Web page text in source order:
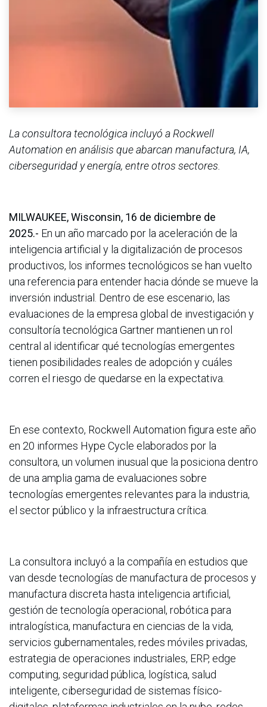
La consultora tecnológica incluyó a Rockwell
Automation en análisis que abarcan manufactura, IA,
ciberseguridad y energía, entre otros sectores.
MILWAUKEE, Wisconsin, 16 de diciembre de
2025.- En un año marcado por la aceleración de la
inteligencia artificial y la digitalización de procesos
productivos, los informes tecnológicos se han vuelto
una referencia para entender hacia dónde se mueve la
inversión industrial. Dentro de ese escenario, las
evaluaciones de la empresa global de investigación y
consultoría tecnológica Gartner mantienen un rol
central al identificar qué tecnologías emergentes
tienen posibilidades reales de adopción y cuáles
corren el riesgo de quedarse en la expectativa.
En ese contexto, Rockwell Automation figura este año
en 20 informes Hype Cycle elaborados por la
consultora, un volumen inusual que la posiciona dentro
de una amplia gama de evaluaciones sobre
tecnologías emergentes relevantes para la industria,
el sector público y la infraestructura crítica.
La consultora incluyó a la compañía en estudios que
van desde tecnologías de manufactura de procesos y
manufactura discreta hasta inteligencia artificial,
gestión de tecnología operacional, robótica para
intralogística, manufactura en ciencias de la vida,
servicios gubernamentales, redes móviles privadas,
estrategia de operaciones industriales, ERP, edge
computing, seguridad pública, logística, salud
inteligente, ciberseguridad de sistemas físico-